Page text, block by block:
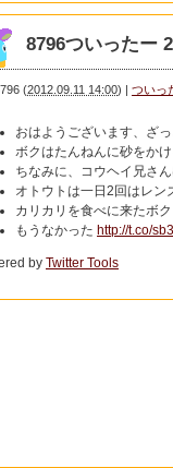
8796ついったー
(2012.09.11 14:00) | ついっ
おはようございます、ざ
ボクはたんねんに砂をか
ちなみに、コウヘイ兄さ
オトウトは一日2回はレン
カリカリを食べに来たボク
もうなかった http://t.co/
by Twitter Tools